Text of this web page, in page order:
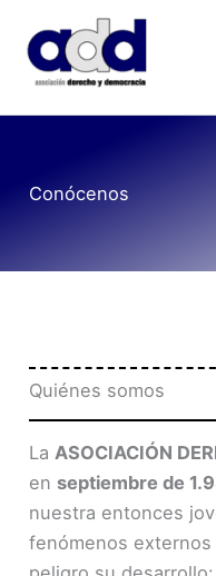
contenido
Conócenos
Quiénes somos
La ASOCIACIÓN
en septiembre de
nuestra entonces
fenómenos externos